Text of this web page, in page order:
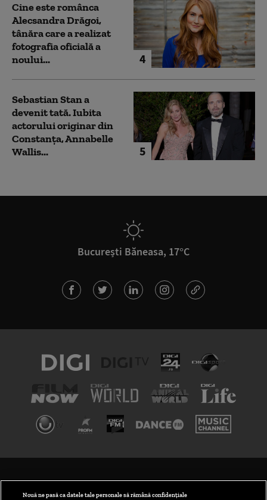
4
Cine este românca
Alecsandra Drăgoi,
tânăra care a realizat
fotografia oficială a
noului...
5
Sebastian Stan a
devenit tată. Iubita
actorului originar din
Constanța, Annabelle
Wallis...
București Băneasa, 17°C
Nouă ne pasă ca datele tale personale să rămână confidențiale